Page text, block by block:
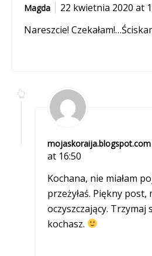
Magda
22 kwietnia 2020 at
Nareszcie!
mojaskoraija.blogspot.com
at 16:50
Kochana, nie miałam
przeżyłaś. Piękny post,
oczyszczający. Trzymaj
kochasz.